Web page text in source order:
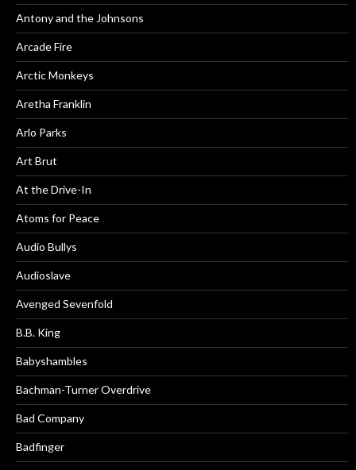
Antony and the Johnsons
Arcade Fire
Arctic Monkeys
Aretha Franklin
Arlo Parks
Art Brut
At the Drive-In
Atoms for Peace
Audio Bullys
Audioslave
Avenged Sevenfold
B.B. King
Babyshambles
Bachman-Turner Overdrive
Bad Company
Badfinger